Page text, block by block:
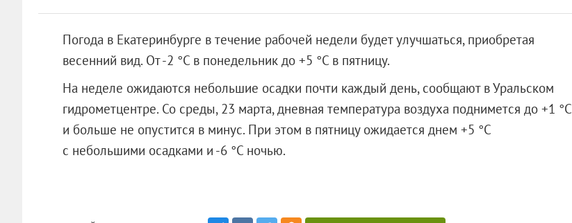
Погода в Екатеринбурге в течение рабочей недели будет улучшаться, приобретая
весенний вид. От -2 °C в понедельник до +5 °C в пятницу.
На неделе ожидаются небольшие осадки почти каждый день, сообщают в Уральском
гидрометцентре. Со среды, 23 марта, дневная температура воздуха поднимется до +1 °C
и больше не опустится в минус. При этом в пятницу ожидается днем +5 °C
с небольшими осадками и -6 °C ночью.